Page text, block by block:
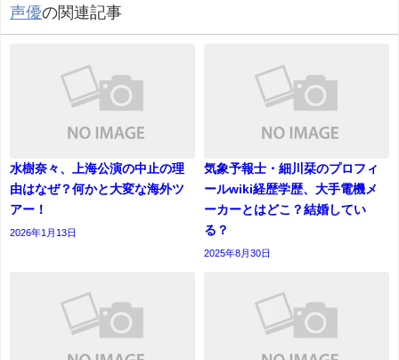
声優の関連記事
水樹奈々、上海公演の中止の理
由はなぜ？何かと大変な海外ツ
アー！
2026年1月13日
気象予報士・細川栞のプロフィ
ールwiki経歴学歴、大手電機メ
ーカーとはどこ？結婚してい
る？
2025年8月30日